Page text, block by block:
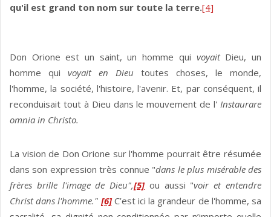
qu'il est grand ton nom sur toute la terre.[4]
Don Orione est un saint, un homme qui voyait Dieu, un
homme qui voyait en Dieu toutes choses, le monde,
l'homme, la société, l'histoire, l'avenir. Et, par conséquent, il
reconduisait tout à Dieu dans le mouvement de l' Instaurare
omnia in Christo.
La vision de Don Orione sur l'homme pourrait être résumée
dans son expression très connue "dans le plus misérable des
frères brille l'image de Dieu",[5] ou aussi "voir et entendre
Christ dans l'homme." [6]C’est ici la grandeur de l'homme, sa